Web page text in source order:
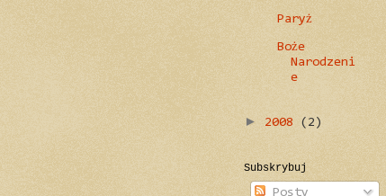
Paryż
Boże
Narodzeni
e
► 2008 (2)
Subskrybuj
Posty